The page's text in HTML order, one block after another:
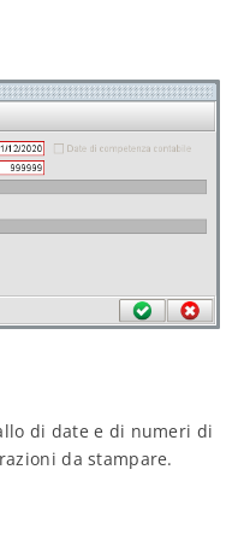
di date e di numeri di
da stampare.